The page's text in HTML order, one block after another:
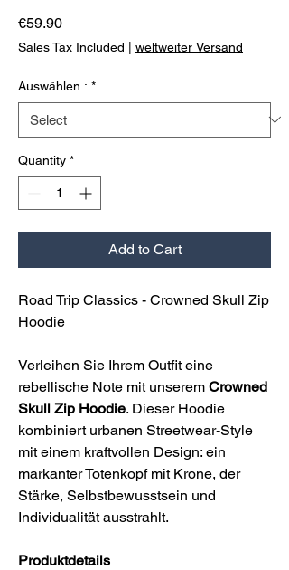
€59.90Price
Sales Tax Included weltweiter Versand
Auswählen : *
Quantity *
Add to Cart
Road Trip Classics - Crowned Skull Zip
Hoodie
Verleihen Sie Ihrem Outfit eine
rebellische Note mit unserem Crowned
Skull Zip Hoodie. Dieser Hoodie
kombiniert urbanen Streetwear-Style
mit einem kraftvollen Design: ein
markanter Totenkopf mit Krone, der
Stärke, Selbstbewusstsein und
Individualität ausstrahlt.
Produktdetails